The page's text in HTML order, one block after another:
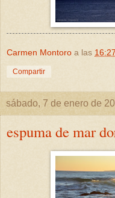
Carmen Montoro a las 16:27
Compartir
sábado, 7 de enero de
espuma de mar